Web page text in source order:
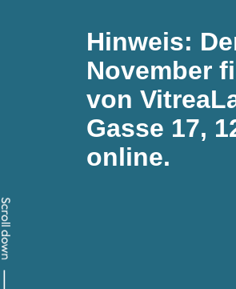
Hinweis:
November
von
Gasse 17,
online.